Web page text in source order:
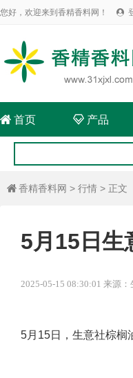
您好，欢迎来到香精香料网！ 
 首页 产品
 香精香料网 > 行情 > 正文
5月15日生
2025-05-15 08:30:01 来源：
5月15日，生意社棕榈